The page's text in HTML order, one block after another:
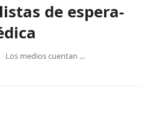
de espera-
Los medios cuentan ...